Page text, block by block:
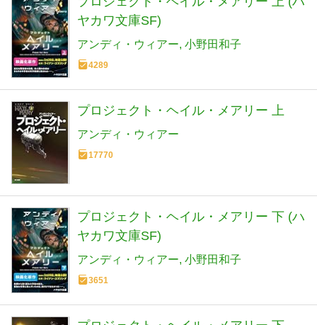
ヤカワ文庫SF)
アンディ・ウィアー 小野田和子
4289
プロジェクト・ヘイル・メアリー 上
アンディ・ウィアー
17770
プロジェクト・ヘイル・メアリー 下 (ハ
ヤカワ文庫SF)
アンディ・ウィアー 小野田和子
3651